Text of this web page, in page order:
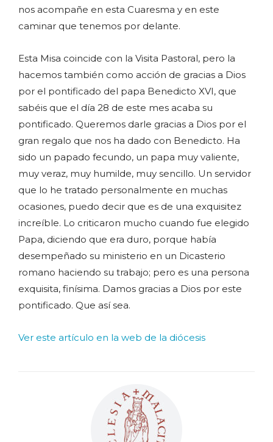
nos acompañe en esta Cuaresma y en este
caminar que tenemos por delante.
Esta Misa coincide con la Visita Pastoral, pero la
hacemos también como acción de gracias a Dios
por el pontificado del papa Benedicto XVI, que
sabéis que el día 28 de este mes acaba su
pontificado. Queremos darle gracias a Dios por el
gran regalo que nos ha dado con Benedicto. Ha
sido un papado fecundo, un papa muy valiente,
muy veraz, muy humilde, muy sencillo. Un servidor
que lo he tratado personalmente en muchas
ocasiones, puedo decir que es de una exquisitez
increíble. Lo criticaron mucho cuando fue elegido
Papa, diciendo que era duro, porque había
desempeñado su ministerio en un Dicasterio
romano haciendo su trabajo; pero es una persona
exquisita, finísima. Damos gracias a Dios por este
pontificado. Que así sea.
Ver este artículo en la web de la diócesis